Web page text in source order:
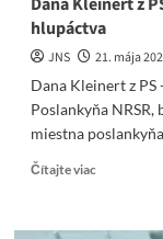
hlupáctva
JNS
21. mája
Dana Kleinert z
Poslankyňa NRSR,
miestna
Čítajte viacRead
Dana